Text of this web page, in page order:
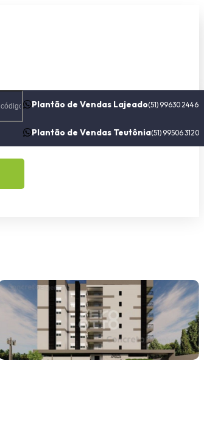
Plantão de Vendas Lajeado(51) 99630 2446
Plantão de Vendas Teutônia(51) 99506 3120